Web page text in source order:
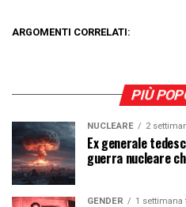
ARGOMENTI CORRELATI:
PIÙ
NUCLEARE 2
Ex generale
guerra nucleare
GENDER 1 settimana